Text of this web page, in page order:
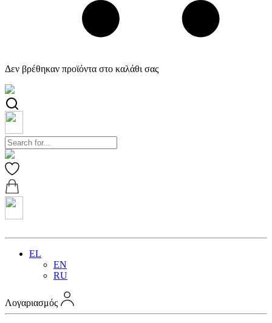
Δεν βρέθηκαν προϊόντα στο καλάθι σας
EL
EN
RU
Λογαριασμός